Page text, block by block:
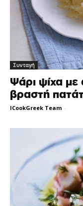
Συνταγή
Ψάρι ψίχα με
βραστή
ICookGreek Team -